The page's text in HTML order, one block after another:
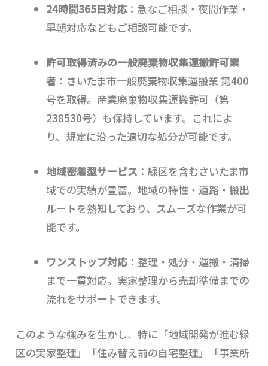
24時間365日対応：急なご相談・夜間作業・
早朝対応などもご相談可能です。
許可取得済みの一般廃棄物収集運搬許可業
者 ：さいたま市一般廃棄物収集運搬業 第400
号を取得。産業廃棄物収集運搬許可（第
238530号）も保持しています。これによ
り、規定に沿った適切な処分が可能です。
地域密着型サービス ：緑区を含むさいたま市
域での実績が豊富。地域の特性・道路・搬出
ルートを熟知しており、スムーズな作業が可
能です。
ワンストップ対応：整理・処分・運搬・清掃
まで一貫対応。実家整理から売却準備までの
流れをサポートできます。
このような強みを生かし、特に「地域開発が進む緑
区の実家整理」「住み替え前の自宅整理」「事業所